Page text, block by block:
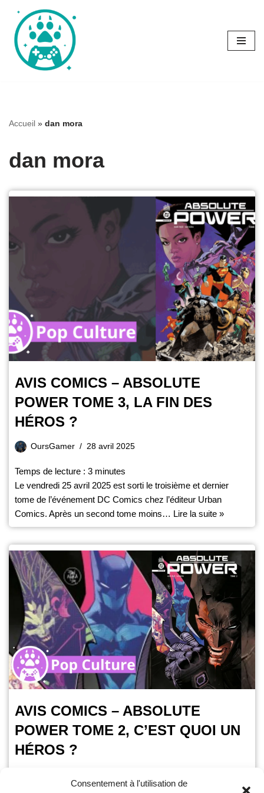
Consentement à l'utilisation de
Aller
au
contenu
Accueil » dan mora
dan mora
AVIS COMICS – ABSOLUTE
POWER TOME 3, LA FIN DES
HÉROS ?
OursGamer 28 avril 2025
Temps de lecture : 3 minutes
Le vendredi 25 avril 2025 est sorti le troisième et dernier
tome de l’événement DC Comics chez l’éditeur Urban
Comics. Après un second tome moins… Lire la suite »
AVIS COMICS – ABSOLUTE
POWER TOME 2, C’EST QUOI UN
HÉROS ?